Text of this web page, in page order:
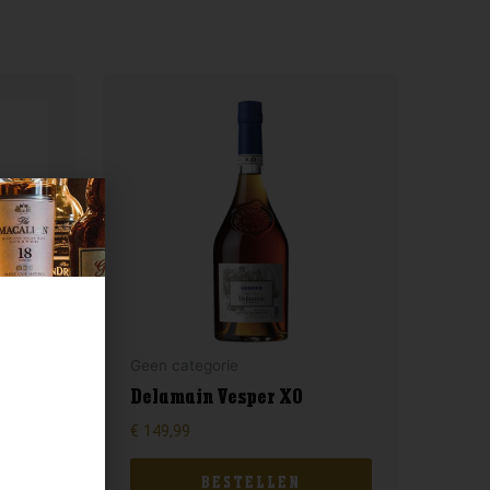
Delamain Vesper XO
€ 149,99
BESTELLEN